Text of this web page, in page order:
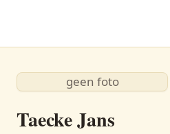
geen foto
Taecke Jans